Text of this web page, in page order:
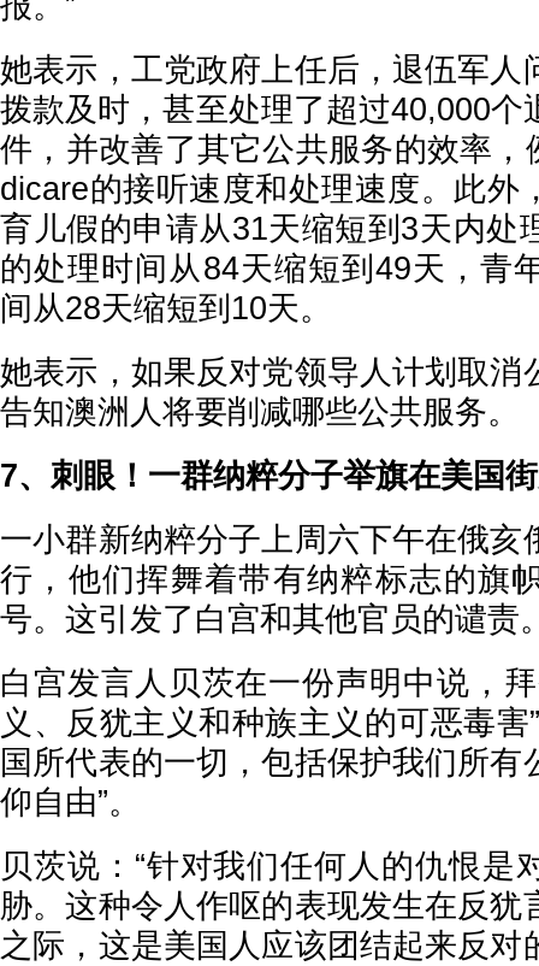
她表示，工党政府上任后，退伍军人
拨款及时，甚至处理了超过40,000个
件，并改善了其它公共服务的效率，
dicare的接听速度和处理速度。此外
育儿假的申请从31天缩短到3天内处
的处理时间从84天缩短到49天，青
间从28天缩短到10天。
她表示，如果反对党领导人计划取消
告知澳洲人将要削减哪些公共服务。
7、刺眼！一群纳粹分子举旗在美国
一小群新纳粹分子上周六下午在俄亥
行，他们挥舞着带有纳粹标志的旗
号。这引发了白宫和其他官员的谴责
白宫发言人贝茨在一份声明中说，
义、反犹主义和种族主义的可恶毒害
国所代表的一切，包括保护我们所有
仰自由”。
贝茨说：“针对我们任何人的仇恨是
胁。这种令人作呕的表现发生在反犹
之际，这是美国人应该团结起来反对